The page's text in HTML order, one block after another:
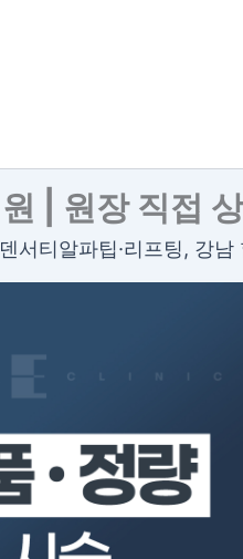
| 원장 직접
서티알파팁·리프팅, 강